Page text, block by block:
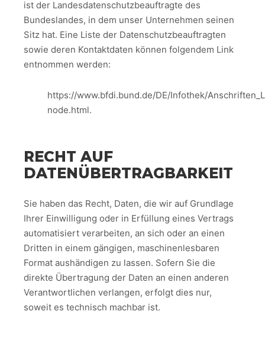
ist der Landesdatenschutzbeauftragte des
Bundeslandes, in dem unser Unternehmen seinen
Sitz hat. Eine Liste der Datenschutzbeauftragten
sowie deren Kontaktdaten können folgendem Link
entnommen werden:
https://www.bfdi.bund.de/DE/Infothek/
node.html.
RECHT AUF
DATENÜBERTRAGBARKEIT
Sie haben das Recht, Daten, die wir auf Grundlage
Ihrer Einwilligung oder in Erfüllung eines Vertrags
automatisiert verarbeiten, an sich oder an einen
Dritten in einem gängigen, maschinenlesbaren
Format aushändigen zu lassen. Sofern Sie die
direkte Übertragung der Daten an einen anderen
Verantwortlichen verlangen, erfolgt dies nur,
soweit es technisch machbar ist.